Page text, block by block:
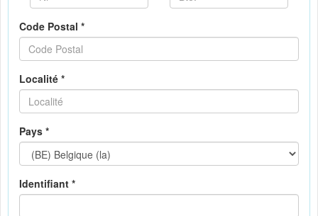
Code Postal *
Localité *
Pays *
Identifiant *